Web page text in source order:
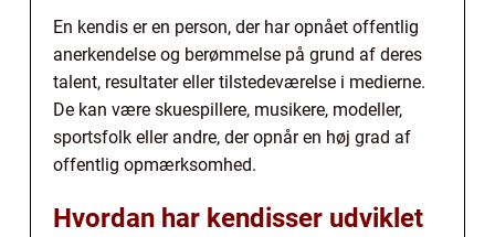
En kendis er en person, der har opnået offentlig
anerkendelse og berømmelse på grund af deres
talent, resultater eller tilstedeværelse i medierne.
De kan være skuespillere, musikere, modeller,
sportsfolk eller andre, der opnår en høj grad af
offentlig opmærksomhed.
Hvordan har kendisser udviklet